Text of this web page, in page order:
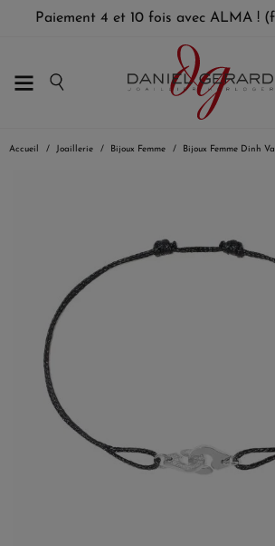
Paiement 4 et 10 fois avec ALMA !
Accueil Joaillerie Bijoux Femme Bijoux Femme Dinh